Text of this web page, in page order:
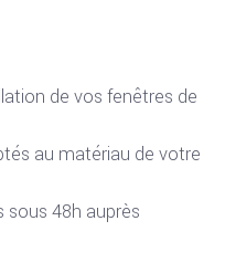
de vos fenêtres de
au matériau de votre
48h auprès